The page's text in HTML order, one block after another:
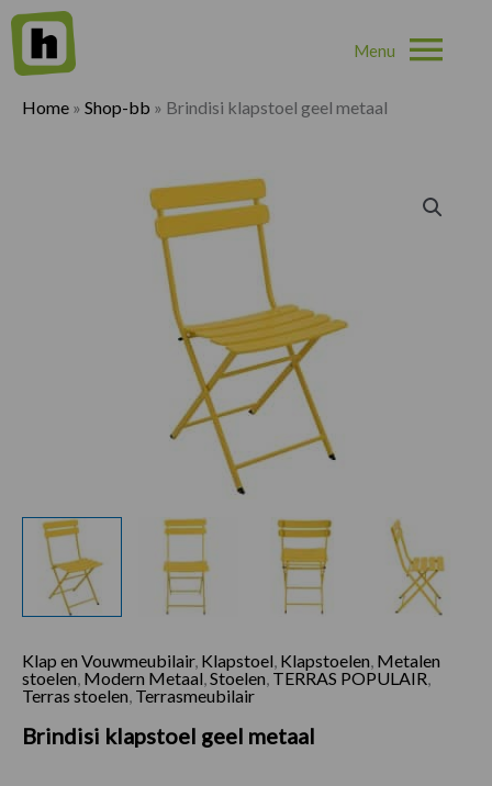
Home » Shop-bb » Brindisi klapstoel geel metaal
Klap en Vouwmeubilair, Klapstoel Klapstoelen Metalen
stoelen Modern Metaal Stoelen TERRAS POPULAIR
Terras stoelen Terrasmeubilair
Brindisi klapstoel geel metaal
Brindisi klapstoel